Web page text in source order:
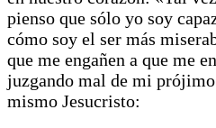
pienso que sólo yo soy
cómo soy el ser más
que me engañen a que me
juzgando mal de mi
mismo Jesucristo: